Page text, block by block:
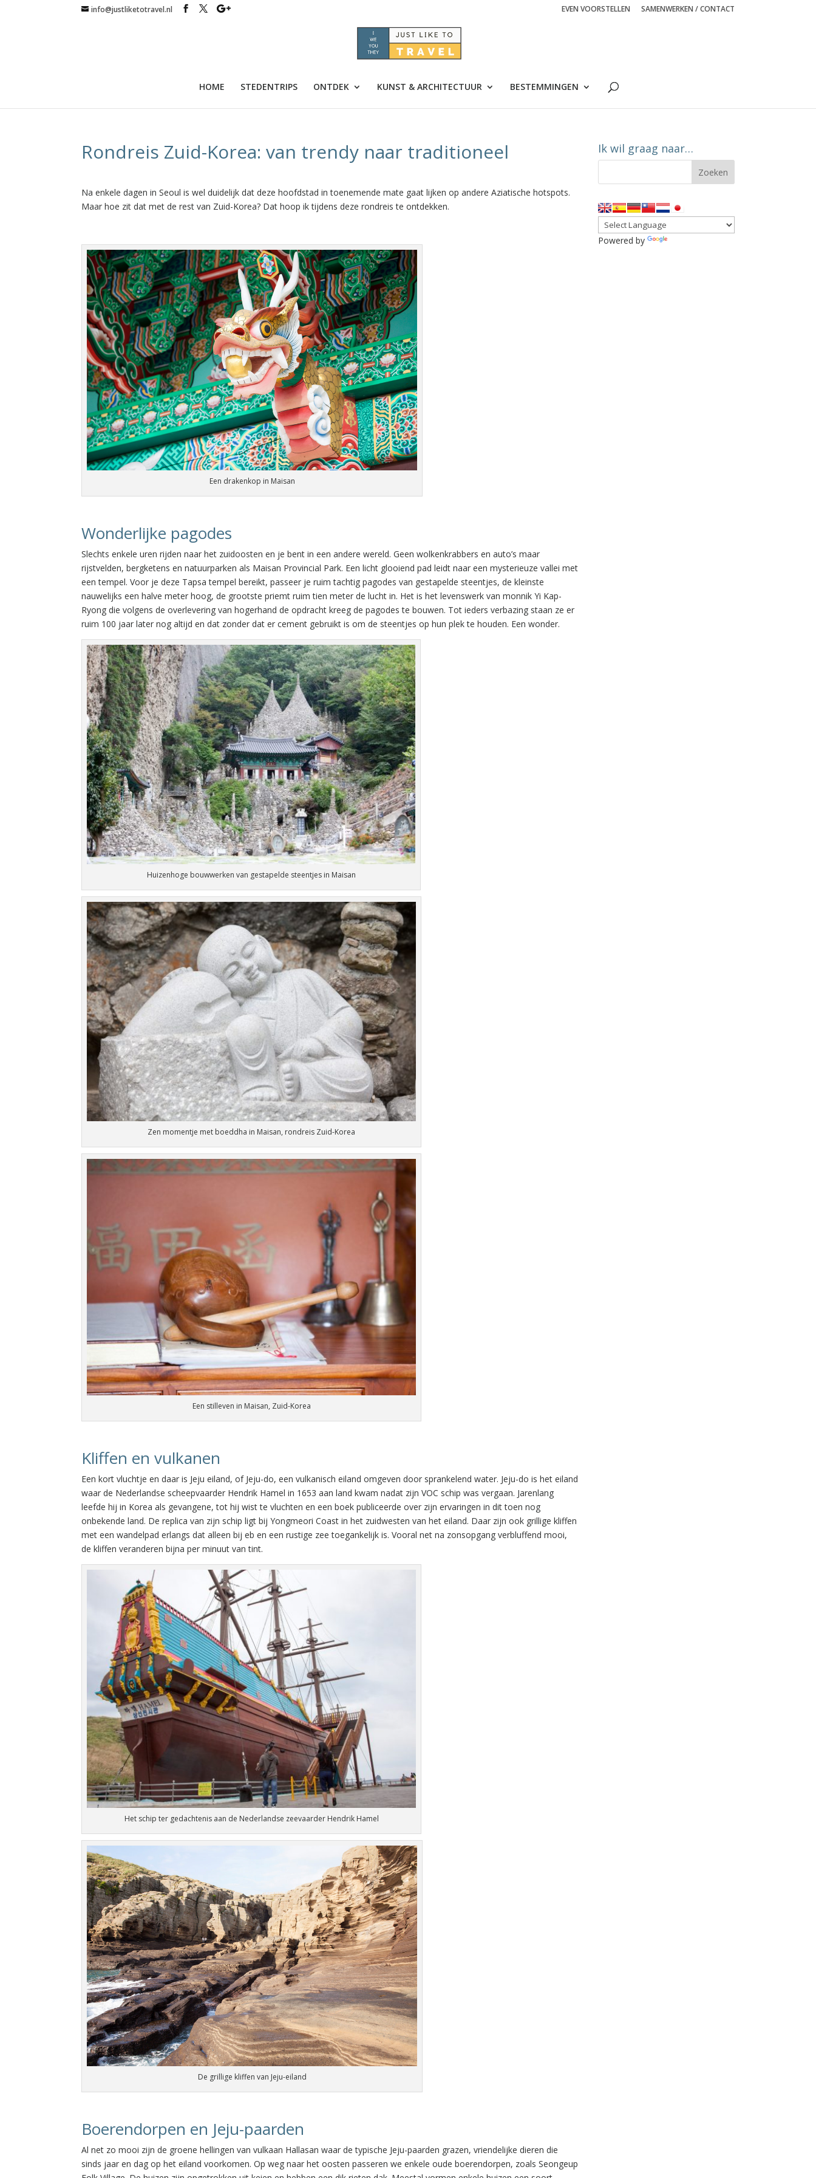
info@justliketotravel.nl EVEN VOORSTELLEN SAMENWERKEN / CONTACT
HOME STEDENTRIPS ONTDEK KUNST & ARCHITECTUUR BESTEMMINGEN
Rondreis Zuid-Korea: van trendy naar traditioneel
Na enkele dagen in Seoul is wel duidelijk dat deze hoofdstad in toenemende mate gaat lijken op andere Aziatische hotspots.
Maar hoe zit dat met de rest van Zuid-Korea? Dat hoop ik tijdens deze rondreis te ontdekken.
Een drakenkop in Maisan
Wonderlijke pagodes
Slechts enkele uren rijden naar het zuidoosten en je bent in een andere wereld. Geen wolkenkrabbers en auto’s maar
rijstvelden, bergketens en natuurparken als Maisan Provincial Park. Een licht glooiend pad leidt naar een mysterieuze vallei met
een tempel. Voor je deze Tapsa tempel bereikt, passeer je ruim tachtig pagodes van gestapelde steentjes, de kleinste
nauwelijks een halve meter hoog, de grootste priemt ruim tien meter de lucht in. Het is het levenswerk van monnik Yi Kap-
Ryong die volgens de overlevering van hogerhand de opdracht kreeg de pagodes te bouwen. Tot ieders verbazing staan ze er
ruim 100 jaar later nog altijd en dat zonder dat er cement gebruikt is om de steentjes op hun plek te houden. Een wonder.
Huizenhoge bouwwerken van gestapelde steentjes in Maisan
Zen momentje met boeddha in Maisan, rondreis Zuid-Korea
Een stilleven in Maisan, Zuid-Korea
Kliffen en vulkanen
Een kort vluchtje en daar is Jeju eiland, of Jeju-do, een vulkanisch eiland omgeven door sprankelend water. Jeju-do is het eiland
waar de Nederlandse scheepvaarder Hendrik Hamel in 1653 aan land kwam nadat zijn VOC schip was vergaan. Jarenlang
leefde hij in Korea als gevangene, tot hij wist te vluchten en een boek publiceerde over zijn ervaringen in dit toen nog
onbekende land. De replica van zijn schip ligt bij Yongmeori Coast in het zuidwesten van het eiland. Daar zijn ook grillige kliffen
met een wandelpad erlangs dat alleen bij eb en een rustige zee toegankelijk is. Vooral net na zonsopgang verbluffend mooi,
de kliffen veranderen bijna per minuut van tint.
Het schip ter gedachtenis aan de Nederlandse zeevaarder Hendrik Hamel
De grillige kliffen van Jeju-eiland
Boerendorpen en Jeju-paarden
Al net zo mooi zijn de groene hellingen van vulkaan Hallasan waar de typische Jeju-paarden grazen, vriendelijke dieren die
sinds jaar en dag op het eiland voorkomen. Op weg naar het oosten passeren we enkele oude boerendorpen, zoals Seongeup
Ik wil graag naar…
Powered by